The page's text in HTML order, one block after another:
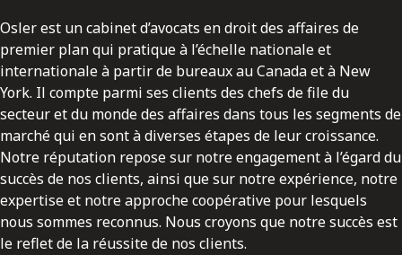
Osler est un cabinet d’avocats en droit des affaires de
premier plan qui pratique à l’échelle nationale et
internationale à partir de bureaux au Canada et à New
York. Il compte parmi ses clients des chefs de file du
secteur et du monde des affaires dans tous les segments de
marché qui en sont à diverses étapes de leur croissance.
Notre réputation repose sur notre engagement à l’égard du
succès de nos clients, ainsi que sur notre expérience, notre
expertise et notre approche coopérative pour lesquels
nous sommes reconnus. Nous croyons que notre succès est
le reflet de la réussite de nos clients.